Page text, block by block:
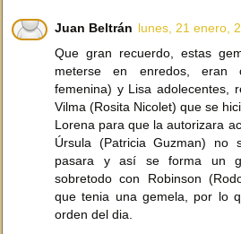
Juan Beltrán lunes, 21 enero,
Que gran recuerdo, estas
meterse en enredos, eran
femenina) y Lisa adolecentes,
Vilma (Rosita Nicolet) que se
Lorena para que la autorizara
Úrsula (Patricia Guzman) no
pasara y así se forma un
sobretodo con Robinson
que tenia una gemela, por lo
orden del dia.